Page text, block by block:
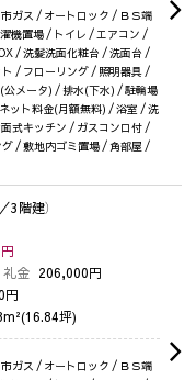
ガス / オートロック / ＢＳ端
機置場 / トイレ / エアコン /
/ 洗髪洗面化粧台 / 洗面台 /
/ フローリング / 照明器具 /
メータ) / 排水(下水) / 駐輪場
ット料金(月額無料) / 浴室 / 洗
式キッチン / ガスコンロ付 /
/ 敷地内ゴミ置場 / 角部屋 /
3階建）
円
礼金 206,000円
円
坪)
ガス / オートロック / ＢＳ端